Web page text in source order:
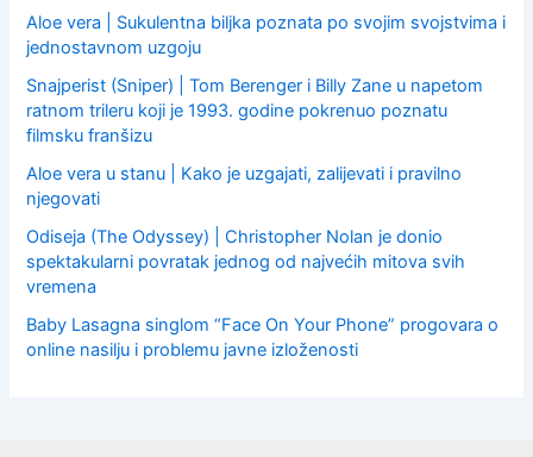
Aloe vera | Sukulentna biljka poznata po svojim svojstvima i
jednostavnom uzgoju
Snajperist (Sniper) | Tom Berenger i Billy Zane u napetom
ratnom trileru koji je 1993. godine pokrenuo poznatu
filmsku franšizu
Aloe vera u stanu | Kako je uzgajati, zalijevati i pravilno
njegovati
Odiseja (The Odyssey) | Christopher Nolan je donio
spektakularni povratak jednog od najvećih mitova svih
vremena
Baby Lasagna singlom “Face On Your Phone” progovara o
online nasilju i problemu javne izloženosti